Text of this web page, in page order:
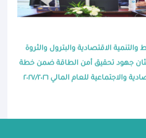
والتنمية الاقتصادية والبترول والثروة
جهود تحقيق أمن الطاقة ضمن خطة
والاجتماعية للعام المالي ٢٠٢٧/٢٠٢٦